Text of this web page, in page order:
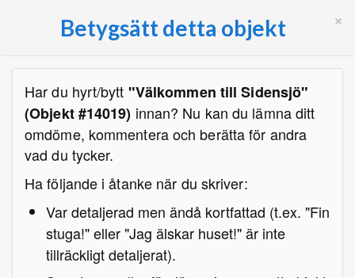
×
Betygsätt detta objekt
Har du hyrt/bytt "Välkommen till Sidensjö"
(Objekt #14019) innan? Nu kan du lämna ditt
omdöme, kommentera och berätta för andra
vad du tycker.
Ha följande i åtanke när du skriver:
Var detaljerad men ändå kortfattad (t.ex. "Fin
stuga!" eller "Jag älskar huset!" är inte
tillräckligt detaljerat).